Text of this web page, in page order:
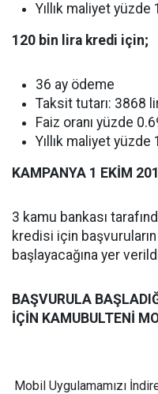
Yıllık maliyet yüzde
120 bin lira kredi için;
36 ay ödeme
Taksit tutarı: 3868
Faiz oranı yüzde
Yıllık maliyet yüzde
KAMPANYA 1 EKİM
3 kamu bankası
kredisi için
başlayacağına yer
BAŞVURULA
İÇİN KAMUBULTENİ
Mobil Uygulamamızı